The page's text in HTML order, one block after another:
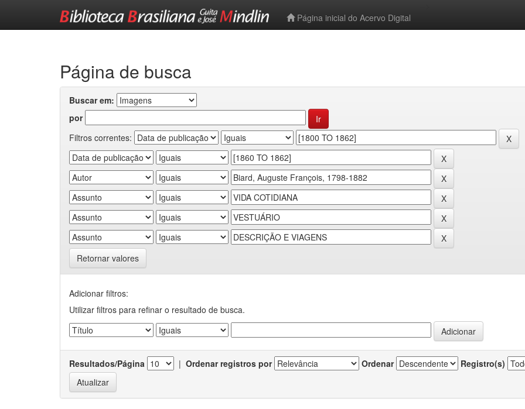
Página inicial do Acervo Digital
Página de busca
Buscar em:
por
Filtros correntes:
Retornar valores
Adicionar filtros:
Utilizar filtros para refinar o resultado de busca.
Resultados/Página | Ordenar registros por Ordenar Registro(s)